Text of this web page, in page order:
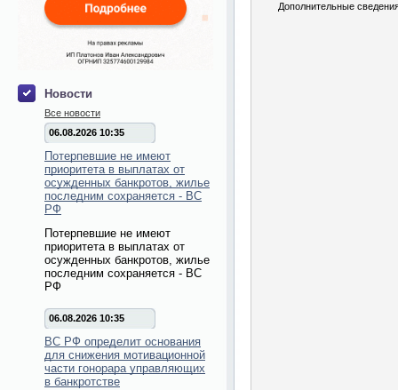
Новости
Все новости
06.08.2026 10:35
Потерпевшие не имеют
приоритета в выплатах от
осужденных банкротов, жилье
последним сохраняется - ВС
РФ
Потерпевшие не имеют
приоритета в выплатах от
осужденных банкротов, жилье
последним сохраняется - ВС
РФ
06.08.2026 10:35
ВС РФ определит основания
для снижения мотивационной
части гонорара управляющих
в банкротстве
Дополнительные